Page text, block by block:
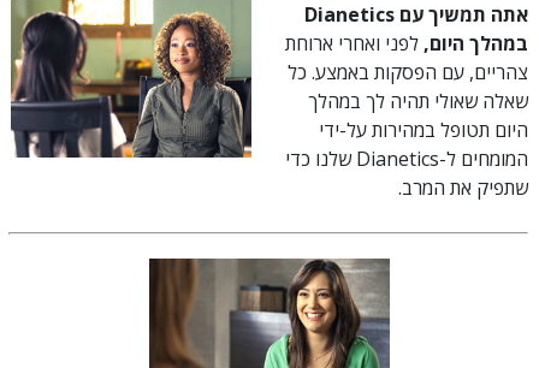
אתה תמשיך עם Dianetics
במהלך היום, לפני ואחרי ארוחת
צהריים, עם הפסקות באמצע. כל
שאלה שאולי תהיה לך במהלך
היום תטופל במהירות על-ידי
המומחים ל-Dianetics שלנו כדי
שתפיק את המרב.